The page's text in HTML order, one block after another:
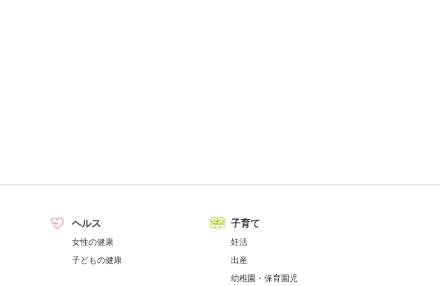
ヘルス
女性の健康
子どもの健康
子育て
妊活
出産
幼稚園・保育園児